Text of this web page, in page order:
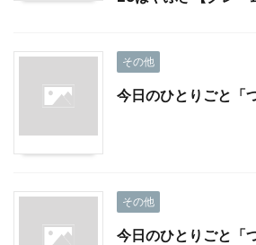
その他
今日のひとりごと「
その他
今日のひとりごと「